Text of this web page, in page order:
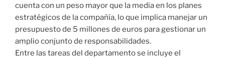
cuenta con un peso mayor que la media en los planes
estratégicos de la compañía, lo que implica manejar un
presupuesto de 5 millones de euros para gestionar un
amplio conjunto de responsabilidades.
Entre las tareas del departamento se incluye el